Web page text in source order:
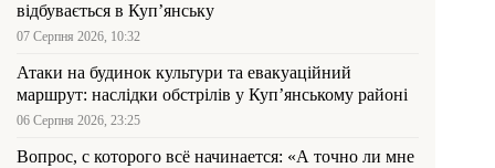
відбувається в Куп’янську
07 Серпня 2026, 10:32
Атаки на будинок культури та евакуаційний
маршрут: наслідки обстрілів у Куп’янському районі
06 Серпня 2026, 23:25
Вопрос, с которого всё начинается: «А точно ли мне